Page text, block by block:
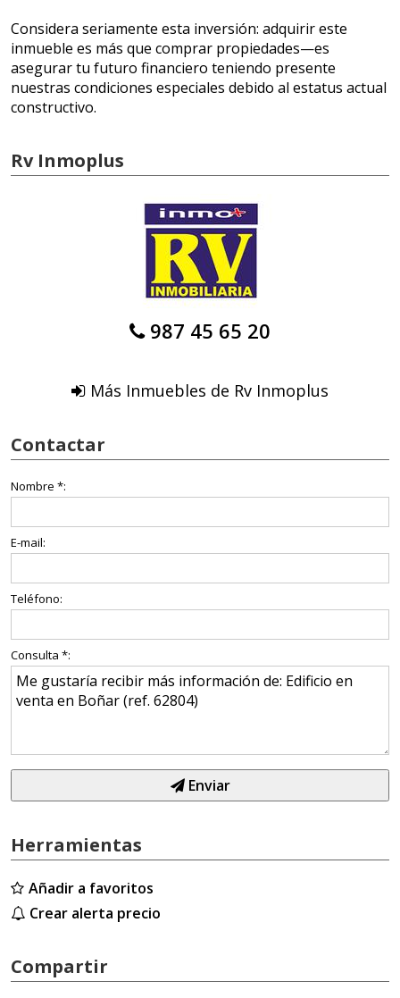
Considera seriamente esta inversión: adquirir este
inmueble es más que comprar propiedades—es
asegurar tu futuro financiero teniendo presente
nuestras condiciones especiales debido al estatus actual
constructivo.
Rv Inmoplus
987 45 65 20
Más Inmuebles de Rv Inmoplus
Contactar
Nombre *:
E-mail:
Teléfono:
Consulta *:
Enviar
Herramientas
Añadir a favoritos
Crear alerta precio
Compartir